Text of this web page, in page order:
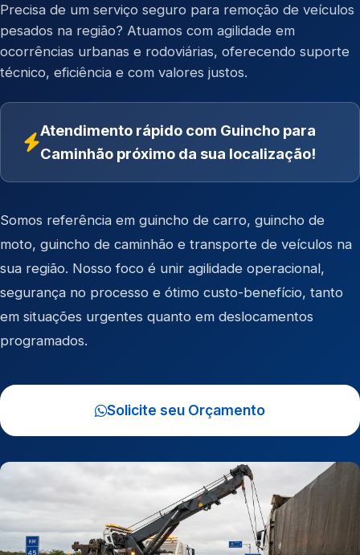
Precisa de um serviço seguro para remoção de veículos
pesados na região? Atuamos com agilidade em
ocorrências urbanas e rodoviárias, oferecendo suporte
técnico, eficiência e com valores justos.
Atendimento rápido com Guincho para
Caminhão próximo da sua localização!
Somos referência em guincho de carro, guincho de
moto, guincho de caminhão e transporte de veículos na
sua região. Nosso foco é unir agilidade operacional,
segurança no processo e ótimo custo-benefício, tanto
em situações urgentes quanto em deslocamentos
programados.
Solicite seu Orçamento